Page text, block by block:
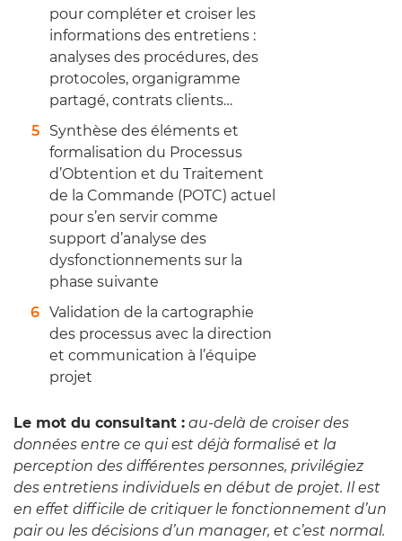
pour compléter et croiser les
informations des entretiens :
analyses des procédures, des
protocoles, organigramme
partagé, contrats clients…
Synthèse des éléments et
formalisation du Processus
d’Obtention et du Traitement
de la Commande (POTC) actuel
pour s’en servir comme
support d’analyse des
dysfonctionnements sur la
phase suivante
Validation de la cartographie
des processus avec la direction
et communication à l’équipe
projet
Le mot du consultant : au-delà de croiser des
données entre ce qui est déjà formalisé et la
perception des différentes personnes, privilégiez
des entretiens individuels en début de projet. Il est
en effet difficile de critiquer le fonctionnement d’un
pair ou les décisions d’un manager, et c’est normal.